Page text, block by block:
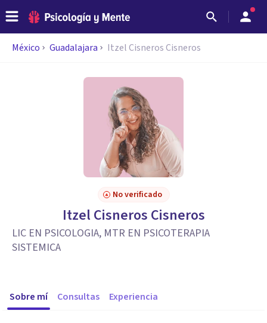
México Guadalajara Itzel Cisneros Cisneros
No verificado
Itzel Cisneros Cisneros
LIC EN PSICOLOGIA, MTR EN PSICOTERAPIA
SISTEMICA
Sobre mí Consultas Experiencia